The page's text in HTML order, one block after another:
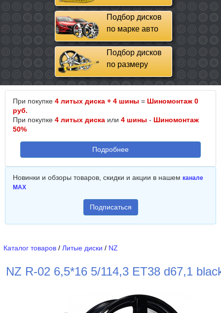
Подбор дисков
по марке авто
Подбор дисков
по размеру
При покупке 4 литых диска + 4 шины = Шиномонтаж 0
руб.
При покупке 4 литых диска или 4 шины - Шиномонтаж
50%
Подробнее
Новинки и обзоры товаров, скидки и акции в нашем канале
MAX
Подписаться
Каталог товаров / Литые диски / NZ
NZ R-02 6,5*16 5/114,3 ET38 d67,1